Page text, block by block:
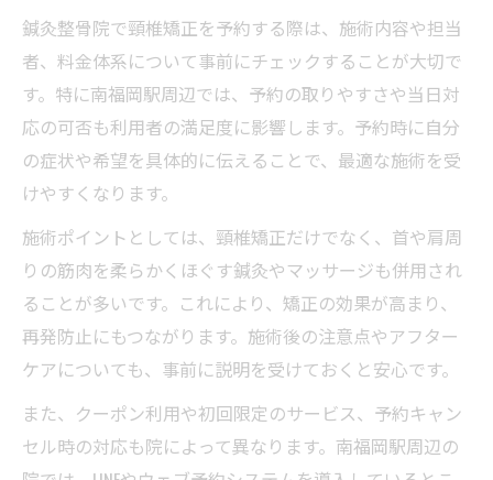
鍼灸整骨院で頸椎矯正を予約する際は、施術内容や担当
者、料金体系について事前にチェックすることが大切で
す。特に南福岡駅周辺では、予約の取りやすさや当日対
応の可否も利用者の満足度に影響します。予約時に自分
の症状や希望を具体的に伝えることで、最適な施術を受
けやすくなります。
施術ポイントとしては、頸椎矯正だけでなく、首や肩周
りの筋肉を柔らかくほぐす鍼灸やマッサージも併用され
ることが多いです。これにより、矯正の効果が高まり、
再発防止にもつながります。施術後の注意点やアフター
ケアについても、事前に説明を受けておくと安心です。
また、クーポン利用や初回限定のサービス、予約キャン
セル時の対応も院によって異なります。南福岡駅周辺の